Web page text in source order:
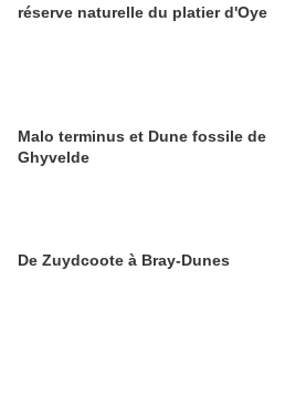
réserve naturelle du platier d'Oye
Malo terminus et Dune fossile de
Ghyvelde
De Zuydcoote à Bray-Dunes